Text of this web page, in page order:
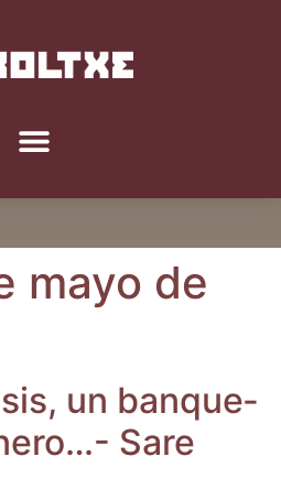
mayo de
un ban­que­
Sare